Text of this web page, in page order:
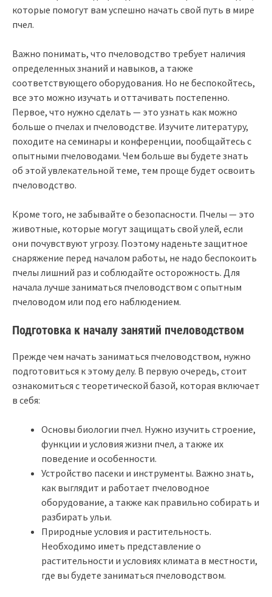
которые помогут вам успешно начать свой путь в мире
пчел.
Важно понимать, что пчеловодство требует наличия
определенных знаний и навыков, а также
соответствующего оборудования. Но не беспокойтесь,
все это можно изучать и оттачивать постепенно.
Первое, что нужно сделать — это узнать как можно
больше о пчелах и пчеловодстве. Изучите литературу,
походите на семинары и конференции, пообщайтесь с
опытными пчеловодами. Чем больше вы будете знать
об этой увлекательной теме, тем проще будет освоить
пчеловодство.
Кроме того, не забывайте о безопасности. Пчелы — это
животные, которые могут защищать свой улей, если
они почувствуют угрозу. Поэтому наденьте защитное
снаряжение перед началом работы, не надо беспокоить
пчелы лишний раз и соблюдайте осторожность. Для
начала лучше заниматься пчеловодством с опытным
пчеловодом или под его наблюдением.
Подготовка к началу занятий пчеловодством
Прежде чем начать заниматься пчеловодством, нужно
подготовиться к этому делу. В первую очередь, стоит
ознакомиться с теоретической базой, которая включает
в себя:
Основы биологии пчел. Нужно изучить строение,
функции и условия жизни пчел, а также их
поведение и особенности.
Устройство пасеки и инструменты. Важно знать,
как выглядит и работает пчеловодное
оборудование, а также как правильно собирать и
разбирать ульи.
Природные условия и растительность.
Необходимо иметь представление о
растительности и условиях климата в местности,
где вы будете заниматься пчеловодством.